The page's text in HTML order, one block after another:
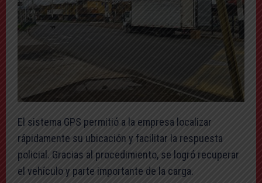
El sistema GPS permitió a la empresa localizar
rápidamente su ubicación y facilitar la respuesta
policial. Gracias al procedimiento, se logró recuperar
el vehículo y parte importante de la carga.